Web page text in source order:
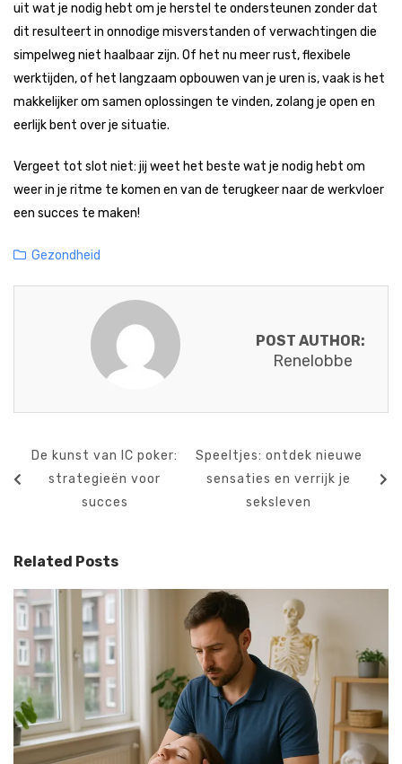
uit wat je nodig hebt om je herstel te ondersteunen zonder dat
dit resulteert in onnodige misverstanden of verwachtingen die
simpelweg niet haalbaar zijn. Of het nu meer rust, flexibele
werktijden, of het langzaam opbouwen van je uren is, vaak is het
makkelijker om samen oplossingen te vinden, zolang je open en
eerlijk bent over je situatie.
Vergeet tot slot niet: jij weet het beste wat je nodig hebt om
weer in je ritme te komen en van de terugkeer naar de werkvloer
een succes te maken!
Categories
Gezondheid
POST AUTHOR:
Renelobbe
navigatie
Previous
Post
De kunst van IC poker:
strategieën voor
succes
Next
Post
Speeltjes: ontdek nieuwe
sensaties en verrijk je
seksleven
Related Posts